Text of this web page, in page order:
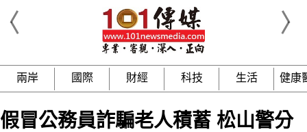
兩岸 國際 財經 科技 生活 健康
假冒公務員詐騙老人積蓄 松山警分